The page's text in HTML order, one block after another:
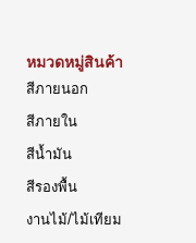
หมวดหมู่สินค้า
สีภายนอก
สีภายใน
สีน้ำมัน
สีรองพื้น
งานไม้/ไม้เทียม